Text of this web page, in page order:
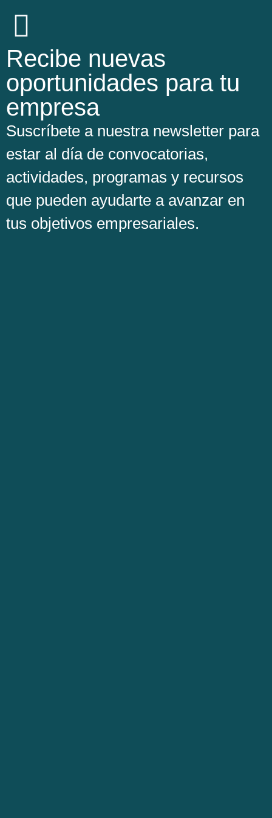
Recibe nuevas
oportunidades para tu
empresa
Suscríbete a nuestra newsletter para
estar al día de convocatorias,
actividades, programas y recursos
que pueden ayudarte a avanzar en
tus objetivos empresariales.